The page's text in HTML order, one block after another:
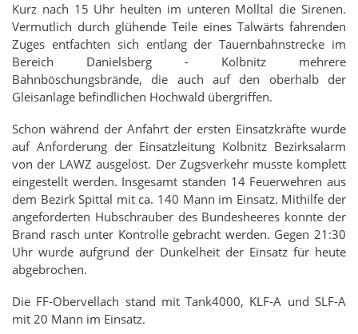
Kurz nach 15 Uhr heulten im unteren Mölltal die Sirenen.
Vermutlich durch glühende Teile eines Talwärts fahrenden
Zuges entfachten sich entlang der Tauernbahnstrecke im
Bereich Danielsberg - Kolbnitz mehrere
Bahnböschungsbrände, die auch auf den oberhalb der
Gleisanlage befindlichen Hochwald übergriffen.
Schon während der Anfahrt der ersten Einsatzkräfte wurde
auf Anforderung der Einsatzleitung Kolbnitz Bezirksalarm
von der LAWZ ausgelöst. Der Zugsverkehr musste komplett
eingestellt werden. Insgesamt standen 14 Feuerwehren aus
dem Bezirk Spittal mit ca. 140 Mann im Einsatz. Mithilfe der
angeforderten Hubschrauber des Bundesheeres konnte der
Brand rasch unter Kontrolle gebracht werden. Gegen 21:30
Uhr wurde aufgrund der Dunkelheit der Einsatz für heute
abgebrochen.
Die FF-Obervellach stand mit Tank4000, KLF-A und SLF-A
mit 20 Mann im Einsatz.